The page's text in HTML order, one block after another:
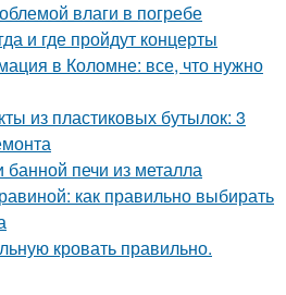
влаги в погребе
и где пройдут концерты
в Коломне: все, что нужно
из пластиковых бутылок: 3
банной печи из металла
как правильно выбирать
кровать правильно.